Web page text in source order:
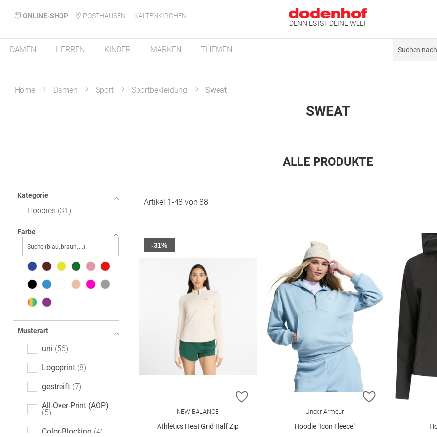
ONLINE-SHOP POSTHAUSEN
KALTENKIRCHEN
DENN ES IST DEINE WELT
DAMEN HERREN KINDER MARKEN THEMEN
Home Damen Sport Sportbekleidung Sweat
SWEAT
ALLE PRODUKTE
Kategorie
Hoodies 31
Farbe
Musterart
uni 56
Logoprint 8
gestreift 7
All-Over-Print (AOP)
5
Color-Blocking 4
Artikel 1-48 von 88
ZUR WUNSCHLISTE HINZUFÜGEN
NEW BALANCE
Athletics Heat Grid Half Zip
-31%
ZUR
Under Armour
Hoodie "Icon Fleece"